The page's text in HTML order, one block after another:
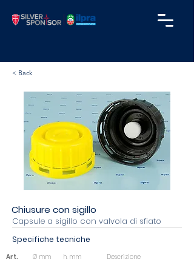
< Back
Chiusure con sigillo
Capsule a sigillo con valvola di sfiato
Specifiche tecniche
Art. Ø mm h. mm Descrizione